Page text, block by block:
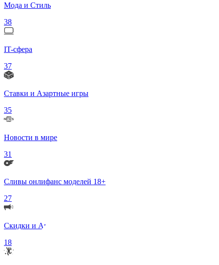
Мода и Стиль
38
IT-сфера
37
Ставки и Азартные игры
35
Новости в мире
31
Сливы онлифанс моделей 18+
27
Скидки и Акции
18